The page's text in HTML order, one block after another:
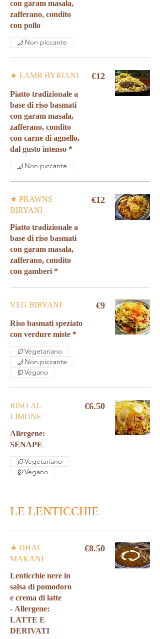
con garam masala,
zafferano, condito
con pollo
Non piccante
★ LAMB BYRIANI
Piatto tradizionale a
base di riso basmati
con garam masala,
zafferano, condito
con carne di agnello,
dal gusto intenso *
€12
Non piccante
★ PRAWNS
BIRYANI
Piatto tradizionale a
base di riso basmati
con garam masala,
zafferano, condito
con gamberi *
€12
VEG BIRYANI
Riso basmati speziato
con verdure miste *
€9
Vegetariano
Non piccante
Vegano
RISO AL
LIMONE
Allergene:
€6.50
Vegetariano
Vegano
LE LENTICCHIE
★ DHAL
MAKANI
Lenticchie nere in
salsa di pomodoro
e crema di latte
- Allergene:
LATTE E
€8.50